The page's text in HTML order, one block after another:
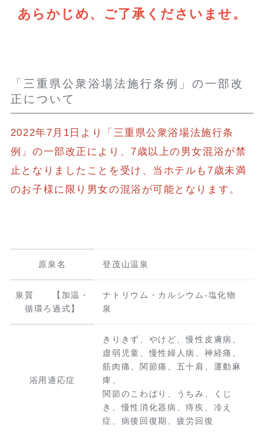
あらかじめ、ご了承くださいませ。
「三重県公衆浴場法施行条例」の一部改
正について
2022年7月1日より「三重県公衆浴場法施行条
例」の一部改正により、7歳以上の男女混浴が禁
止となりましたことを受け、当ホテルも7歳未満
のお子様に限り男女の混浴が可能となります。
原泉名 登茂山温泉
泉質 【加温・
循環ろ過式】
ナトリウム・カルシウム-塩化物
泉
浴用適応症
きりきず、やけど、慢性皮膚病、
虚弱児童、慢性婦人病、神経痛、
筋肉痛、関節痛、五十肩、運動麻
痺、
関節のこわばり、うちみ、くじ
き、慢性消化器病、痔疾、冷え
症、病後回復期、疲労回復